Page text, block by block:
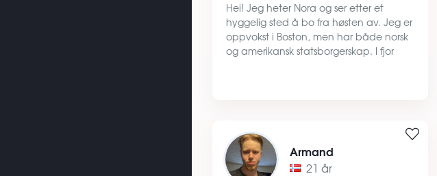
Hei! Jeg heter Nora og ser etter et
hyggelig sted å bo fra høsten av. Jeg er
oppvokst i Boston, men har både norsk
og amerikansk statsborgerskap. I fjor
Armand
21 år